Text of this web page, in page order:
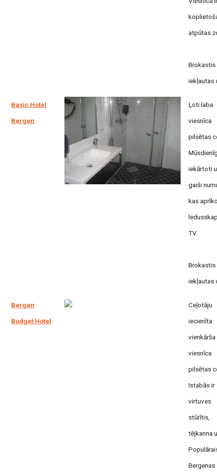
atpūtas
Brokastis
iekļautas
Basic Hotel
Bergen
Ļoti laba
viesnīca
pilsētas
iekārtoti
gaiši
kas
TV.
Brokastis
iekļautas
Bergen
Budget Hotel
Ceļotāju
iecienīta
vienkārša
viesnīca
pilsētas
Istabās ir
virtuves
stūrītis,
tējkanna
Bergenas